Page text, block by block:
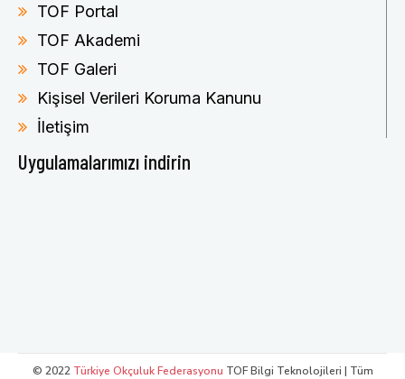
TOF Portal
TOF Akademi
TOF Galeri
Kişisel Verileri Koruma Kanunu
İletişim
Uygulamalarımızı indirin
© 2022 Türkiye Okçuluk Federasyonu TOF Bilgi Teknolojileri | Tüm